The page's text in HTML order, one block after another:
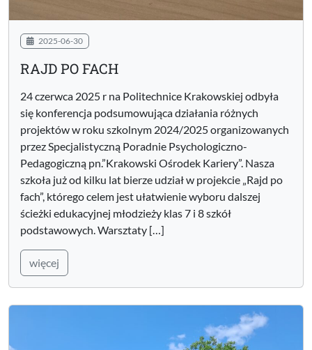
2025-06-30
RAJD PO FACH
24 czerwca 2025 r na Politechnice Krakowskiej odbyła
się konferencja podsumowująca działania różnych
projektów w roku szkolnym 2024/2025 organizowanych
przez Specjalistyczną Poradnie Psychologiczno-
Pedagogiczną pn.”Krakowski Ośrodek Kariery”. Nasza
szkoła już od kilku lat bierze udział w projekcie „Rajd po
fach”, którego celem jest ułatwienie wyboru dalszej
ścieżki edukacyjnej młodzieży klas 7 i 8 szkół
podstawowych. Warsztaty […]
więcej